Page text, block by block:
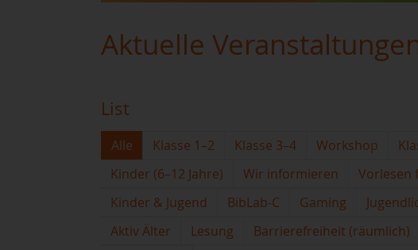
Aktuelle
List
Alle Klasse 1–2 Klasse 3–4 Workshop
Kinder (6–12 Jahre)
Wir informieren Vorlesen
Kinder & Jugend
BibLab-C Gaming
Aktiv Älter
Lesung Barrierefreiheit (räumlich)